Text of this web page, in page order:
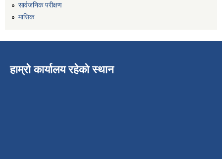
सार्वजनिक परीक्षण
मासिक
हाम्रो कार्यालय रहेको स्थान